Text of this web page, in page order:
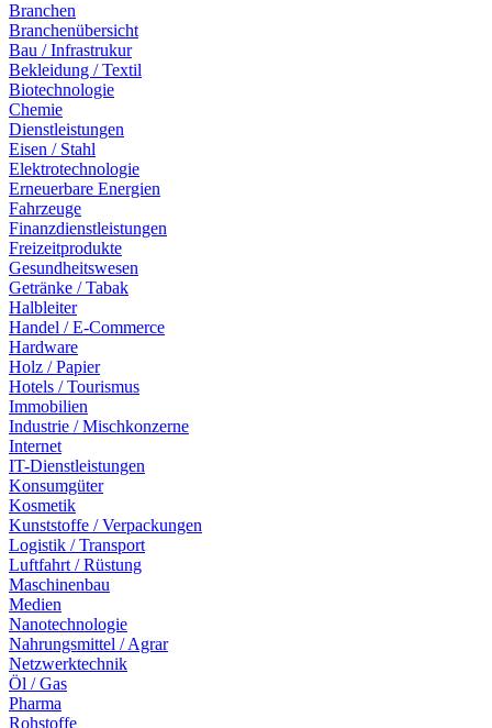
Branchen
Branchenübersicht
Bau / Infrastrukur
Bekleidung / Textil
Biotechnologie
Chemie
Dienstleistungen
Eisen / Stahl
Elektrotechnologie
Erneuerbare Energien
Fahrzeuge
Finanzdienstleistungen
Freizeitprodukte
Gesundheitswesen
Getränke / Tabak
Halbleiter
Handel / E-Commerce
Hardware
Holz / Papier
Hotels / Tourismus
Immobilien
Industrie / Mischkonzerne
Internet
IT-Dienstleistungen
Konsumgüter
Kosmetik
Kunststoffe / Verpackungen
Logistik / Transport
Luftfahrt / Rüstung
Maschinenbau
Medien
Nanotechnologie
Nahrungsmittel / Agrar
Netzwerktechnik
Öl / Gas
Pharma
Rohstoffe